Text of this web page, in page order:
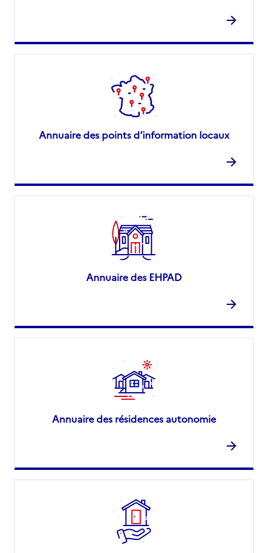
Annuaire des points d’information locaux
Annuaire des EHPAD
Annuaire des résidences autonomie